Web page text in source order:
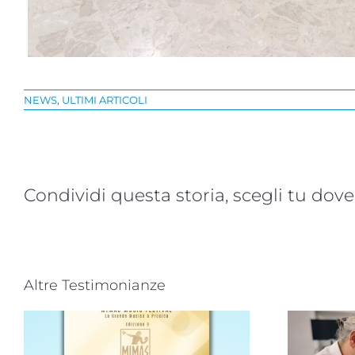
NEWS, ULTIMI ARTICOLI
Condividi questa storia, scegli tu
Altre Testimonianze